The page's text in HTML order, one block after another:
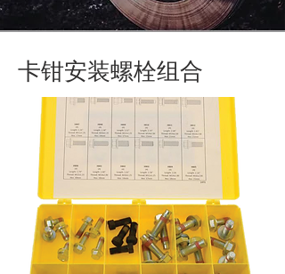
卡钳安装螺栓组合